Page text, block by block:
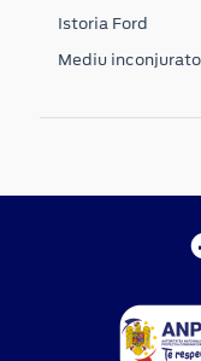
Istoria Ford
Mediu